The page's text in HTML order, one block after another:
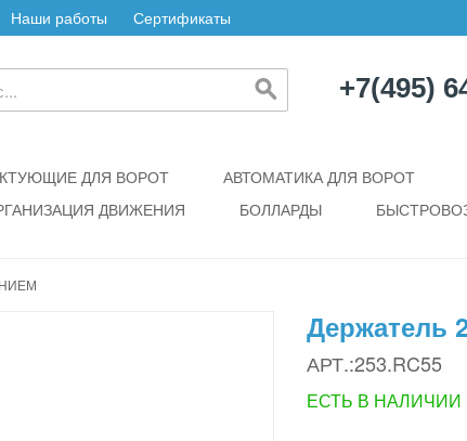
Наши работы Сертификаты
+7(495)
ДЛЯ ВОРОТ АВТОМАТИКА ДЛЯ ВОРОТ
ДВИЖЕНИЯ БОЛЛАРДЫ
Держатель
АРТ.:253.RC55
ЕСТЬ В НАЛИЧИИ